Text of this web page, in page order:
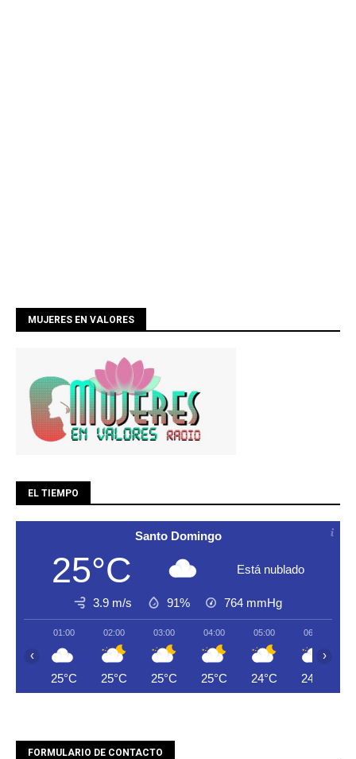
MUJERES EN VALORES
EL TIEMPO
Santo Domingo
25°C Está nublado
3.9 m/s 91% 764 mmHg
01:00
25°C
02:00
25°C
03:00
25°C
04:00
25°C
05:00
24°C
06:00
24°C
‹ ›
FORMULARIO DE CONTACTO